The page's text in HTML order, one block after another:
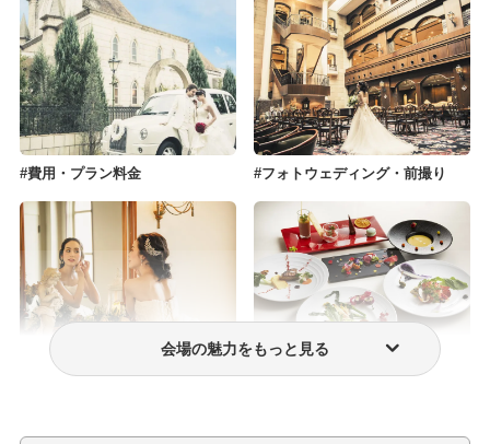
費用・プラン料金 フォトウェディング・前撮り
会場の魅力をもっと見る